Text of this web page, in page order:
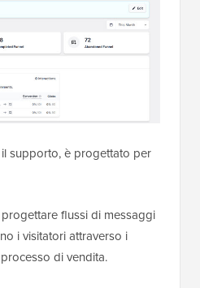
supporto, è progettato per
flussi di messaggi
i visitatori attraverso i
di vendita.